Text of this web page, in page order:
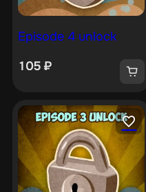
Episode 4 unlock
105 ₽